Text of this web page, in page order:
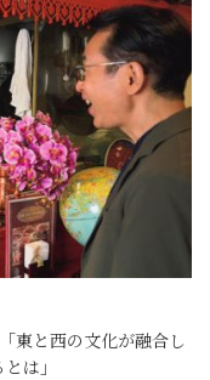
東と西の文化が融合し
は」